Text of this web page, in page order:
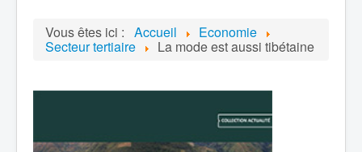
Vous êtes ici : Accueil Economie
Secteur tertiaire La mode est aussi tibétaine